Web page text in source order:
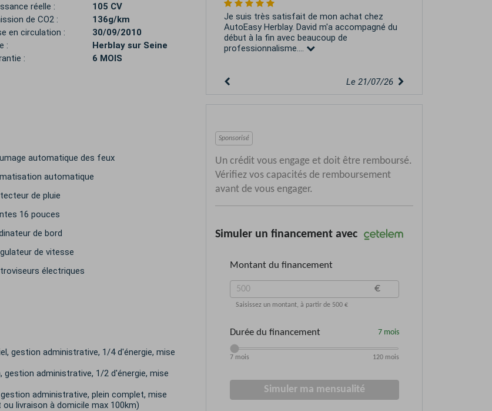
réelle :
105 CV
de CO2 :
136g/km
en circulation :
30/09/2010
:
Herblay sur Seine
:
6 MOIS
automatique des feux
automatique
de pluie
16 pouces
de bord
de vitesse
électriques
gestion administrative, 1/4 d'énergie, mise
gestion administrative, 1/2 d'énergie, mise
administrative, plein complet, mise
livraison à domicile max 100km)
Je suis très satisfait de mon achat chez
AutoEasy Herblay. David m'a accompagné du
début à la fin avec beaucoup de
professionnalisme....
Le 21/07/26